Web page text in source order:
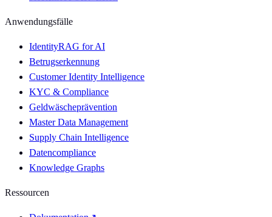
Anwendungsfälle
IdentityRAG for AI
Betrugserkennung
Customer Identity Intelligence
KYC & Compliance
Geldwäscheprävention
Master Data Management
Supply Chain Intelligence
Datencompliance
Knowledge Graphs
Ressourcen